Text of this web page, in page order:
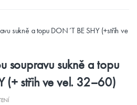
soupravu sukně a topu
(+ střih ve vel. 32–60)